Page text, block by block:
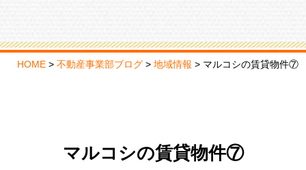
HOME> 不動産事業部ブログ> 地域情報 > マルコシの賃貸物件⑦
マルコシの賃貸物件⑦